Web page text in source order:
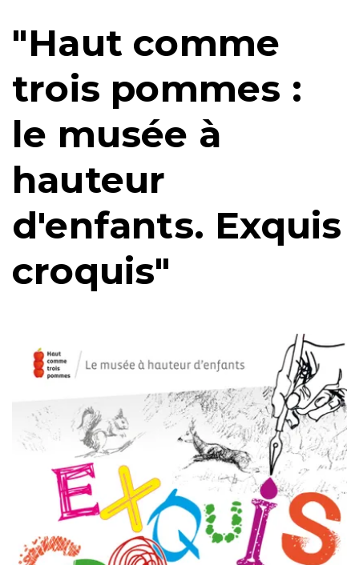
"Haut comme
trois pommes :
le musée à
hauteur
d'enfants. Exquis
croquis"